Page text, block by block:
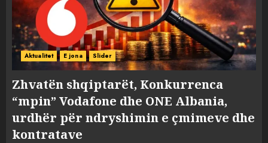
Aktualitet E jona Slider
Zhvatën shqiptarët, Konkurrenca
“mpin” Vodafone dhe ONE Albania,
urdhër për ndryshimin e çmimeve dhe
kontratave